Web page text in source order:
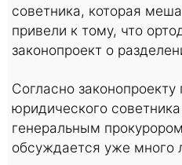
советника, которая
привели к тому, что
законопроект о
Согласно
юридического
генеральным
обсуждается уже много